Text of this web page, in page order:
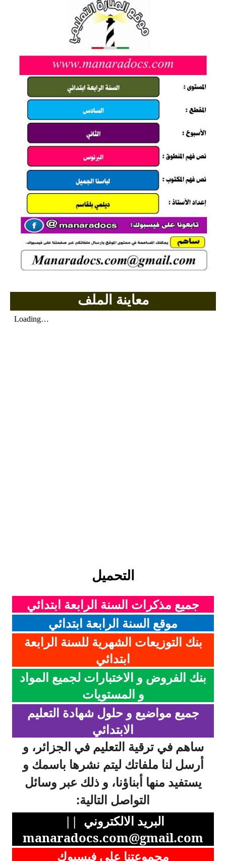
بنك الفروض و الاختبارات
محفظة الأستاذ
بنك مذكرات الاستاذ
بنك التوزيعات الشهرية
دفاتر استاذ التعليم الابتدائي
المسابقات المهنية
البحوث الجاهزة
بحوث اللغة العربية
بحوث الرياضيات
بحوث التاريخ و الجغرافيا
بحوث الفيزياء و الكيمياء
بحوث العلوم الطبيعية
بحوث اللغة الانجليزية
معاينة الملف
التحميل
جميع مذكرات السنة الرابعة ابتدائي
موقع السنة الرابعة ابتدائي
بنك التوزيعات الشهرية للسنة الرابعة
ابتدائي
بنك الفروض و الاختبارات لجميع المواد
و المستويات
جميع مواضيع و حلول شهادة التعليم
الابتدائي
ساهم في ترقية التعليم في الجزائر، و
أرسل لنا ملفاتك ليتم نشرها باسمك و
يستفيد منها أبناؤنا، و ذلك عبر وسائل
التواصل التالية:
البريد الالكتروني ||
manaradocs.com@gmail.com
مجموعتنا على فيسبوك